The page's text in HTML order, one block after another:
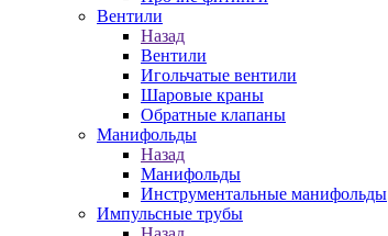
Вентили
Назад
Вентили
Игольчатые вентили
Шаровые краны
Обратные клапаны
Манифольды
Назад
Манифольды
Инструментальные манифольды
Импульсные трубы